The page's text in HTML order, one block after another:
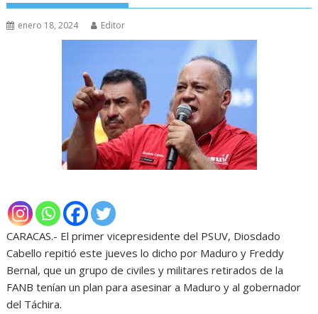
enero 18, 2024 Editor
CARACAS.- El primer vicepresidente del PSUV, Diosdado
Cabello repitió este jueves lo dicho por Maduro y Freddy
Bernal, que un grupo de civiles y militares retirados de la
FANB tenían un plan para asesinar a Maduro y al gobernador
del Táchira.